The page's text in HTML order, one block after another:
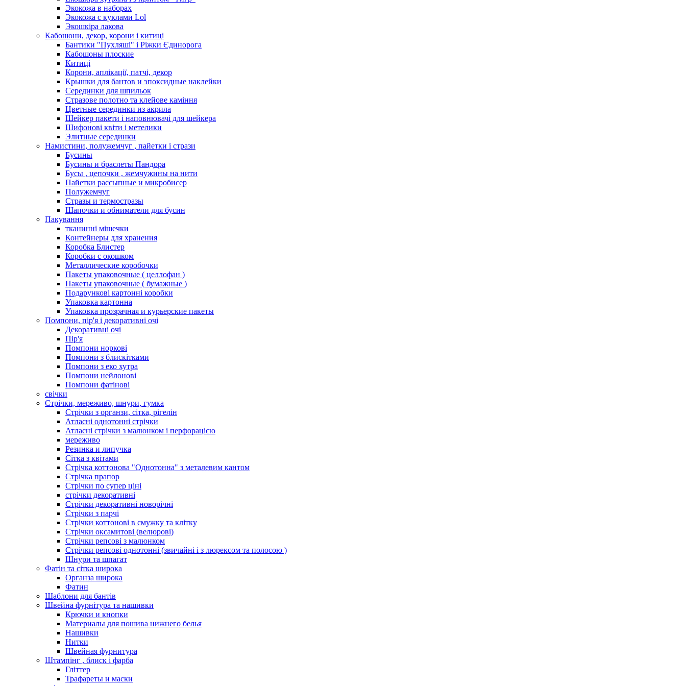
Экокожа в наборах
Экокожа с куклами Lol
Экошкiра лакова
Кабошони, декор, корони і китиці
Бантики "Пухляші" і Ріжки Єдинорога
Кабошоны плоские
Китиці
Корони, аплікації, патчі, декор
Крышки для бантов и эпоксидные наклейки
Серединки для шпильок
Стразове полотно та клейове каміння
Цветные серединки из акрила
Шейкер пакети і наповнювачі для шейкера
Шифонові квіти і метелики
Элитные серединки
Намистини, полужемчуг , пайетки і стрази
Бусины
Бусины и браслеты Пандора
Бусы , цепочки , жемчужины на нити
Пайетки рассыпные и микробисер
Полужемчуг
Стразы и термостразы
Шапочки и обниматели для бусин
Пакування
тканинні мішечки
Контейнеры для хранения
Коробка Блистер
Коробки с окошком
Металлические коробочки
Пакеты упаковочные ( целлофан )
Пакеты упаковочные ( бумажные )
Подарункові картонні коробки
Упаковка картонна
Упаковка прозрачная и курьерские пакеты
Помпони, пір'я і декоративні очі
Декоративні очі
Пір'я
Помпони норкові
Помпони з блискітками
Помпони з еко хутра
Помпони нейлонові
Помпони фатінові
свічки
Стрічки, мереживо, шнури, гумка
Стрічки з органзи, сітка, рігелін
Атласні однотонні стрічки
Атласні стрічки з малюнком і перфорацією
мереживо
Резинка и липучка
Сітка з квітами
Стрічка коттонова "Однотонна" з металевим кантом
Стрічка прапор
Стрічки по супер ціні
стрічки декоративні
Стрічки декоративні новорічні
Стрічки з парчі
Стрічки коттонові в смужку та клітку
Стрічки оксамитові (велюрові)
Стрічки репсові з малюнком
Стрічки репсові однотонні (звичайні і з люрексом та полосою )
Шнури та шпагат
Фатін та сітка широка
Органза широка
Фатин
Шаблони для бантів
Швейна фурнітура та нашивки
Крючки и кнопки
Материалы для пошива нижнего белья
Нашивки
Нитки
Швейная фурнитура
Штампінг , блиск і фарба
Гліттер
Трафареты и маски